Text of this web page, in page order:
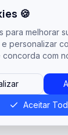
🍪
para melhorar
personalizar
com
Aceitar